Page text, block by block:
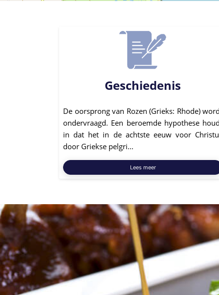
Geschiedenis
De oorsprong van Rozen (Grieks: Rhode)
ondervraagd. Een beroemde hypothese
in dat het in de achtste eeuw voor
door Griekse pelgri...
Lees meer